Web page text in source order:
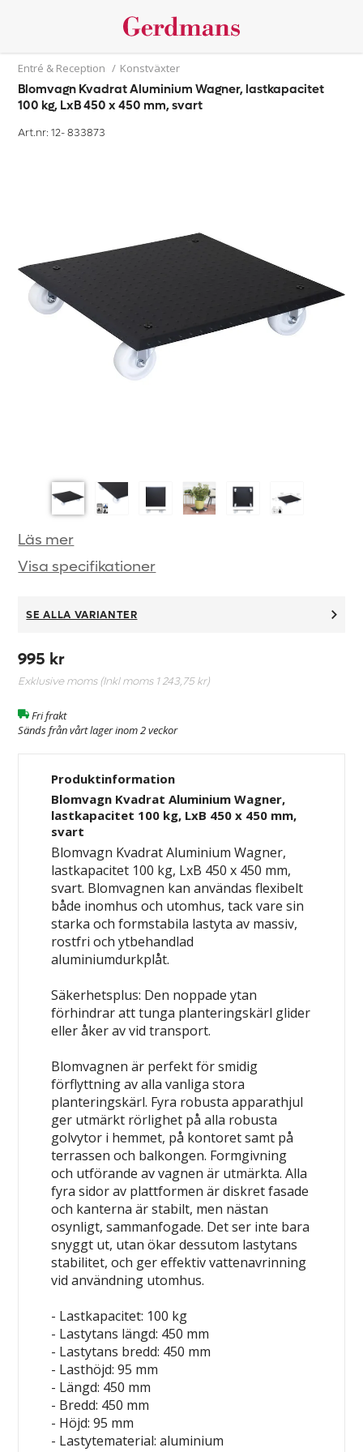
Entré & Reception / Konstväxter
Blomvagn Kvadrat Aluminium Wagner, lastkapacitet
100 kg, LxB 450 x 450 mm, svart
Art.nr: 12-833873
Läs mer
Visa specifikationer
SE ALLA VARIANTER
995 kr
Exklusive moms (Inkl moms 1 243,75 kr)
Fri frakt
Sänds från vårt lager inom 2 veckor
Produktinformation
Blomvagn Kvadrat Aluminium Wagner,
lastkapacitet 100 kg, LxB 450 x 450 mm,
svart
Blomvagn Kvadrat Aluminium Wagner,
lastkapacitet 100 kg, LxB 450 x 450 mm,
svart. Blomvagnen kan användas flexibelt
både inomhus och utomhus, tack vare sin
starka och formstabila lastyta av massiv,
rostfri och ytbehandlad
aluminiumdurkplåt.
Säkerhetsplus: Den noppade ytan
förhindrar att tunga planteringskärl glider
eller åker av vid transport.
Blomvagnen är perfekt för smidig
förflyttning av alla vanliga stora
planteringskärl. Fyra robusta apparathjul
ger utmärkt rörlighet på alla robusta
golvytor i hemmet, på kontoret samt på
terrassen och balkongen. Formgivning
och utförande av vagnen är utmärkta. Alla
fyra sidor av plattformen är diskret fasade
och kanterna är stabilt, men nästan
osynligt, sammanfogade. Det ser inte bara
snyggt ut, utan ökar dessutom lastytans
stabilitet, och ger effektiv vattenavrinning
vid användning utomhus.
- Lastkapacitet: 100 kg
- Lastytans längd: 450 mm
- Lastytans bredd: 450 mm
- Lasthöjd: 95 mm
- Längd: 450 mm
- Bredd: 450 mm
- Höjd: 95 mm
- Lastytematerial: aluminium